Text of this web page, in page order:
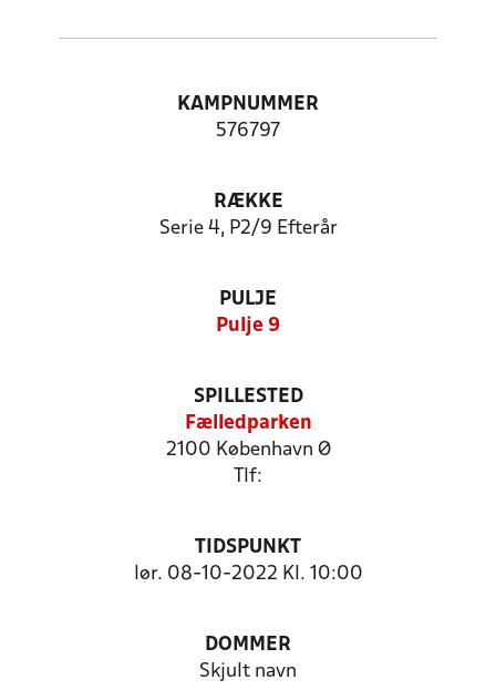
KAMPNUMMER
576797
RÆKKE
Serie 4, P2/9 Efterår
PULJE
Pulje 9
SPILLESTED
Fælledparken
2100 København Ø
Tlf:
TIDSPUNKT
lør. 08-10-2022 Kl. 10:00
DOMMER
Skjult navn